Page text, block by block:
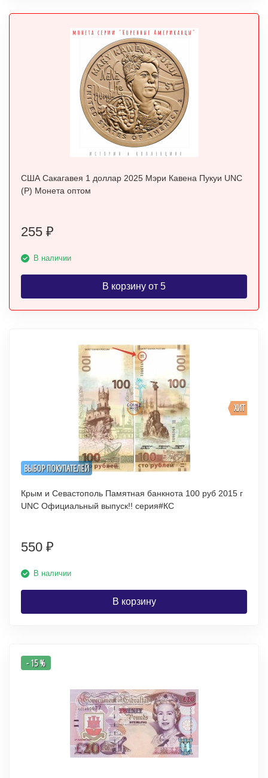
США Сакагавея 1 доллар 2025 Мэри Кавена Пукуи UNC
(P) Монета оптом
255 ₽
В наличии
В корзину от 5
ВЫБОР ПОКУПАТЕЛЕЙ
ХИТ
Крым и Севастополь Памятная банкнота 100 руб 2015 г
UNC Официальный выпуск!! серия#КС
550 ₽
В наличии
В корзину
- 15 %